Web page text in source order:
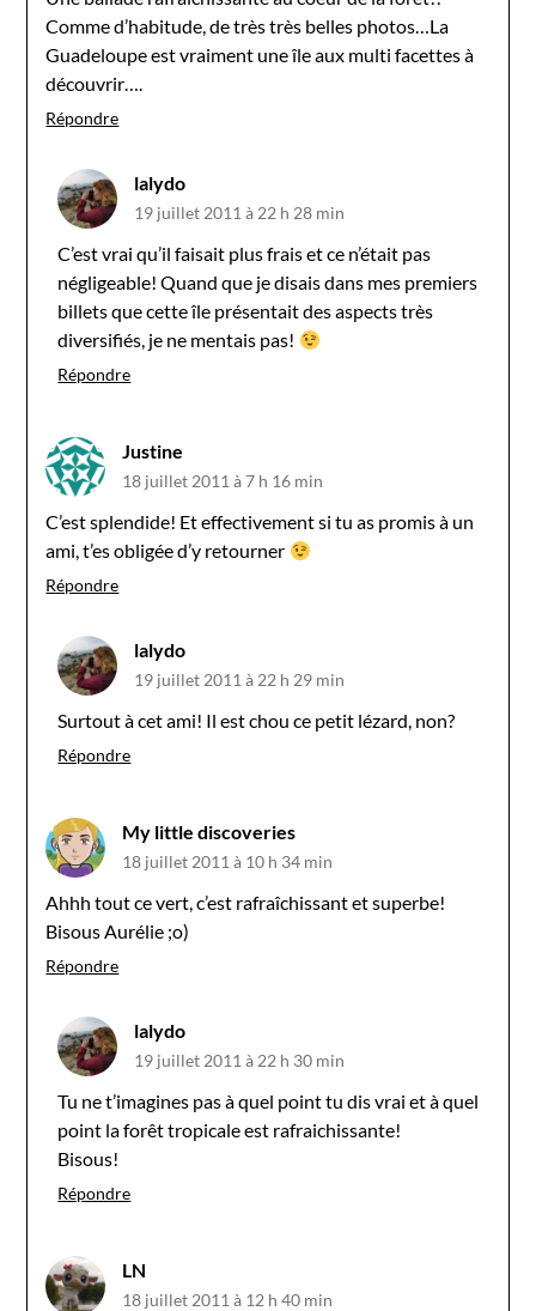
Comme d’habitude, de très très belles photos…La
Guadeloupe est vraiment une île aux multi facettes à
découvrir….
Répondre
lalydo
19 juillet 2011 à 22 h 28 min
C’est vrai qu’il faisait plus frais et ce n’était pas
négligeable! Quand que je disais dans mes premiers
billets que cette île présentait des aspects très
diversifiés, je ne mentais pas!
Répondre
Justine
18 juillet 2011 à 7 h 16 min
C’est splendide! Et effectivement si tu as promis à un
ami, t’es obligée d’y retourner
Répondre
lalydo
19 juillet 2011 à 22 h 29 min
Surtout à cet ami! Il est chou ce petit lézard, non?
Répondre
My little discoveries
18 juillet 2011 à 10 h 34 min
Ahhh tout ce vert, c’est rafraîchissant et superbe!
Bisous Aurélie ;o)
Répondre
lalydo
19 juillet 2011 à 22 h 30 min
Tu ne t’imagines pas à quel point tu dis vrai et à quel
point la forêt tropicale est rafraichissante!
Bisous!
Répondre
LN
18 juillet 2011 à 12 h 40 min